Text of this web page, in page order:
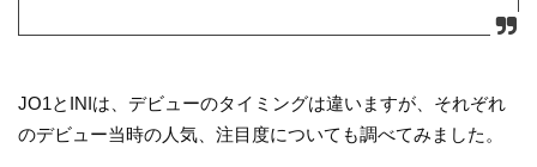
JO1とINIは、デビューのタイミングは違いますが、それぞれ
のデビュー当時の人気、注目度についても調べてみました。